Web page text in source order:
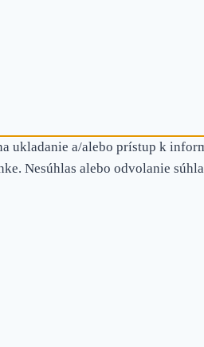
a/alebo prístup k
Nesúhlas alebo odvolanie